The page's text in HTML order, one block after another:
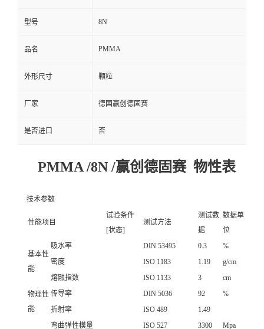
型号 8N
品名 PMMA
外形尺寸 颗粒
厂家 德国赢创德固赛
是否进口 否
PMMA /8N /赢创德固赛 物性表
技术参数
性能项目
试验条件
[状态]
测试方法
测试数
据
数据单
位
基本性
能
吸水率 DIN 53495 0.3
%
密度
ISO 1183 1.19
g/cm
熔融指数
ISO 1133 3
cm
物理性
能
传导率 DIN 5036 92
%
折射率
ISO 489
1.49
弯曲弹性模量
ISO 527 3300 Mpa